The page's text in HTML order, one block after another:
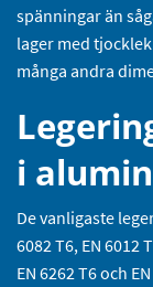
spänningar än
lager med tjocklek
många andra
i
De vanligaste
6082 T6, EN 6012
EN 6262 T6 och